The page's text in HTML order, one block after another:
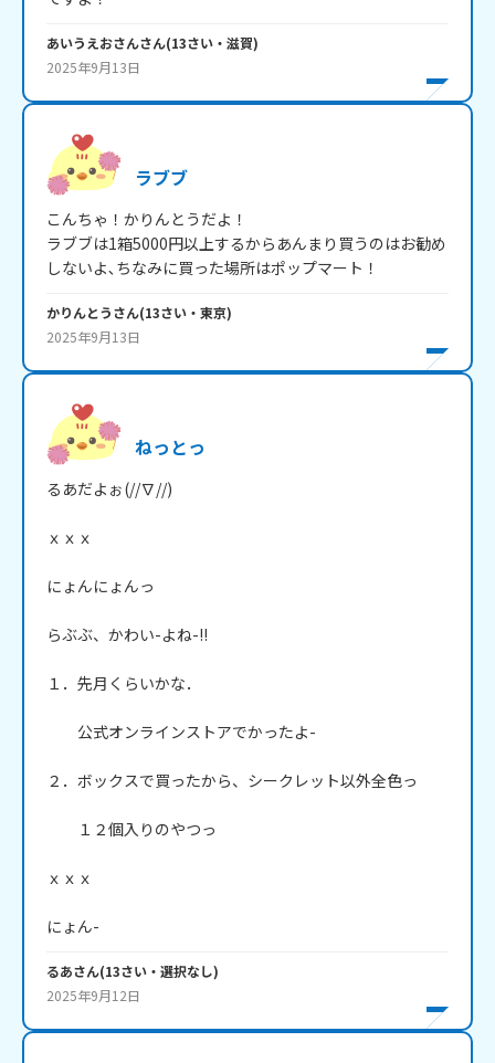
あいうえおさんさん(13さい・ 滋賀)
2025年9月13日
ラブブ
こんちゃ！かりんとうだよ！
ラブブは1箱5000円以上するからあんまり買うのはお勧め
しないよ､ちなみに買った場所はポップマート！
かりんとうさん(13さい・ 東京)
2025年9月13日
ねっとっ
るあだよぉ(//∇//)
ｘｘｘ
にょんにょんっ
らぶぶ、かわい-よね-!!
１．先月くらいかな．
公式オンラインストアでかったよ-
２．ボックスで買ったから、シークレット以外全色っ
１２個入りのやつっ
ｘｘｘ
にょん-
るあさん(13さい・ 選択なし)
2025年9月12日